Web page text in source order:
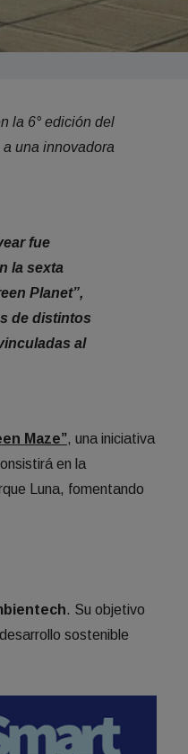
la 6° edición del
una innovadora
fue
la sexta
Planet”,
de distintos
al
Maze”, una iniciativa
en la
Luna, fomentando
. Su objetivo
sostenible